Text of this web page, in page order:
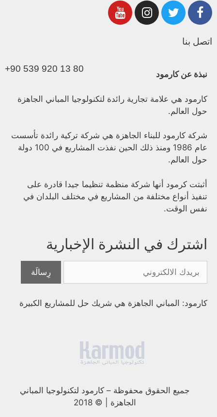
اتصل بنا
+90 539 920 13 80
نبذة عن كارمود
كارمود هي علامة تجارية رائدة لتكنولوجيا المباني الجاهزة
حول العالم.
شركة كارمود للبناء الجاهزة هي شركة تركية رائدة تأسست
عام 1986 ومنذ ذلك الحين نفذت المشاريع في 100 دولة
حول العالم.
أثبتت كرمود أنها شركة منظمة تنظيما جيدا قادرة على
تنفيذ أنواع مختلفة من المشاريع في مختلف البلدان في
نفس الوقت.
اشترك في النشرة الإخبارية
كارمود: المباني الجاهزة هي شريك حل للمشاريع الكبيرة
جميع الحقوق محفوظة –كارمود لتكنولوجيا المباني
الجاهزة | © 2018